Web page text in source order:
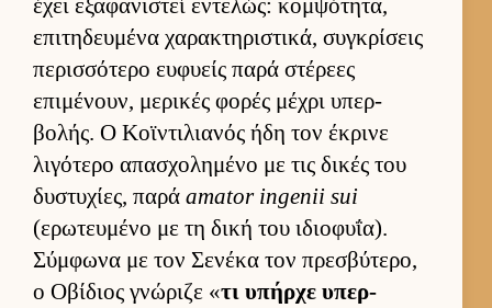
επιτηδευ­μένα χαρακτηριστικά, συγκρίσεις
περισ­σότερο ευ­φυείς παρά στέρεες
επιμένουν, μερικές φορές μέχρι υπερ­
βολής. Ο Κοϊντιλια­νός ήδη τον έκρινε
λιγότερο απασχολημένο με τις δικές του
δυστυχίες, παρά amator ingenii sui
(ερωτευ­μένο με τη δική του ιδιο­φυΐα).
Σύμ­φωνα με τον Σενέκα τον πρεσβύτερο,
ο Οβίδιος γνώριζε «τι υπήρχε υπερ­